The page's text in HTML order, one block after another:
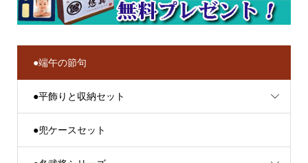
●端午の節句
●平飾りと収納セット
●兜ケースセット